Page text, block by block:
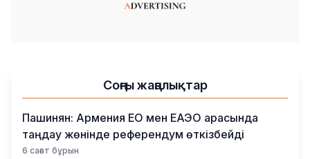
Соңғы жаңалықтар
Пашинян: Армения ЕО мен ЕАЭО арасында
таңдау жөнінде референдум өткізбейді
6 сағат бұрын